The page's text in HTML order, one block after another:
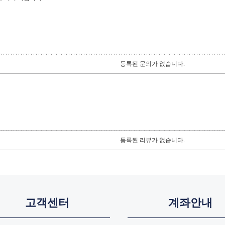
등록된 문의가 없습니다.
등록된 리뷰가 없습니다.
고객센터 계좌안내